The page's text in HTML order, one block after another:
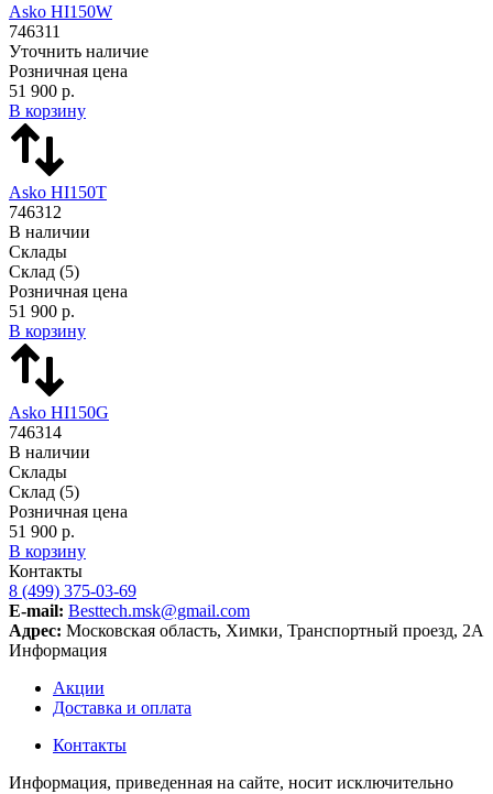
Asko HI150W
746311
Уточнить наличие
Розничная цена
51 900 р.
В корзину
Asko HI150T
746312
В наличии
Склады
Склад (5)
Розничная цена
51 900 р.
В корзину
Asko HI150G
746314
В наличии
Склады
Склад (5)
Розничная цена
51 900 р.
В корзину
Контакты
8 (499) 375-03-69
E-mail: Besttech.msk@gmail.com
Адрес: Московская область, Химки, Транспортный проезд, 2А
Информация
Акции
Доставка и оплата
Контакты
Информация, приведенная на сайте, носит исключительно